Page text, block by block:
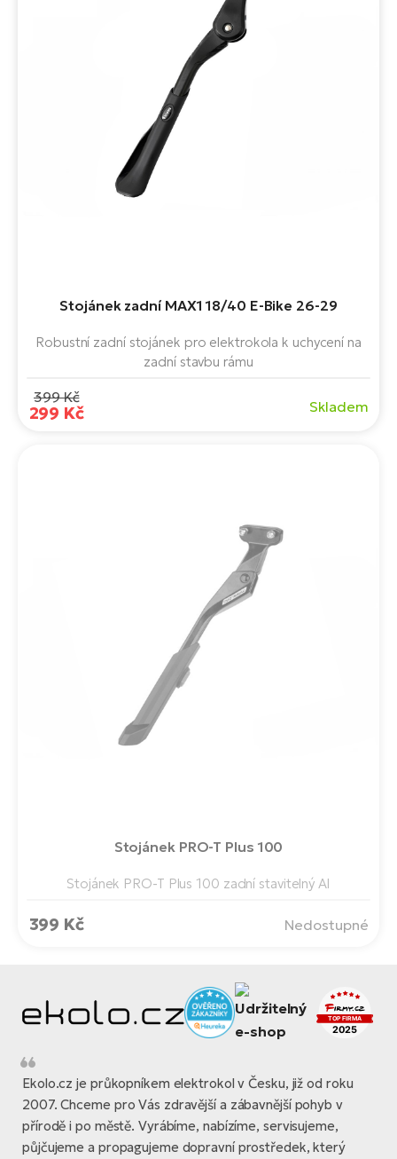
Stojánek zadní MAX1 18/40 E-Bike 26-29
Robustní zadní stojánek pro elektrokola k uchycení na
zadní stavbu rámu
399 Kč
299 Kč Skladem
Stojánek PRO-T Plus 100
Stojánek PRO-T Plus 100 zadní stavitelný Al
399 Kč Nedostupné
Ekolo.cz je průkopníkem elektrokol v Česku, již od roku
2007. Chceme pro Vás zdravější a zábavnější pohyb v
přírodě i po městě. Vyrábíme, nabízíme, servisujeme,
půjčujeme a propagujeme dopravní prostředek, který